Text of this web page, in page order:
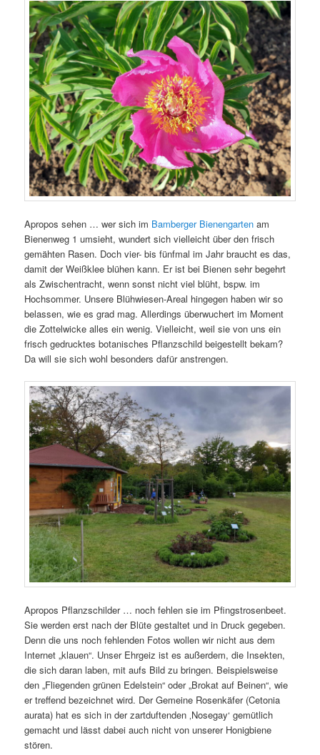
Apropos sehen … wer sich im Bamberger Bienengarten am
Bienenweg 1 umsieht, wundert sich vielleicht über den frisch
gemähten Rasen. Doch vier- bis fünfmal im Jahr braucht es das,
damit der Weißklee blühen kann. Er ist bei Bienen sehr begehrt
als Zwischentracht, wenn sonst nicht viel blüht, bspw. im
Hochsommer. Unsere Blühwiesen-Areal hingegen haben wir so
belassen, wie es grad mag. Allerdings überwuchert im Moment
die Zottelwicke alles ein wenig. Vielleicht, weil sie von uns ein
frisch gedrucktes botanisches Pflanzschild beigestellt bekam?
Da will sie sich wohl besonders dafür anstrengen.
Apropos Pflanzschilder … noch fehlen sie im Pfingstrosenbeet.
Sie werden erst nach der Blüte gestaltet und in Druck gegeben.
Denn die uns noch fehlenden Fotos wollen wir nicht aus dem
Internet „klauen“. Unser Ehrgeiz ist es außerdem, die Insekten,
die sich daran laben, mit aufs Bild zu bringen. Beispielsweise
den „Fliegenden grünen Edelstein“ oder „Brokat auf Beinen“, wie
er treffend bezeichnet wird. Der Gemeine Rosenkäfer (Cetonia
aurata) hat es sich in der zartduftenden ‚Nosegay‘ gemütlich
gemacht und lässt dabei auch nicht von unserer Honigbiene
stören.